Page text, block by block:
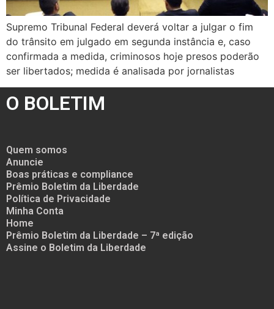
Supremo Tribunal Federal deverá voltar a julgar o fim
do trânsito em julgado em segunda instância e, caso
confirmada a medida, criminosos hoje presos poderão
ser libertados; medida é analisada por jornalistas
O BOLETIM
Quem somos
Anuncie
Boas práticas e compliance
Prêmio Boletim da Liberdade
Política de Privacidade
Minha Conta
Home
Prêmio Boletim da Liberdade – 7ª edição
Assine o Boletim da Liberdade